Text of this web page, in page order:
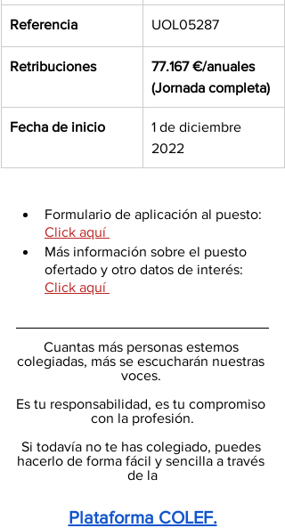
Referencia UOL05287
Retribuciones
77.167 €/anuales
(Jornada completa)
Fecha de inicio
1 de diciembre
2022
Formulario de aplicación al puesto:
Click aquí
Más información sobre el puesto
ofertado y otro datos de interés:
Click aquí
Cuantas más personas estemos
colegiadas, más se escucharán nuestras
voces.
Es tu responsabilidad, es tu compromiso
con la profesión.
Si todavía no te has colegiado, puedes
hacerlo de forma fácil y sencilla a través
de la
Plataforma COLEF.